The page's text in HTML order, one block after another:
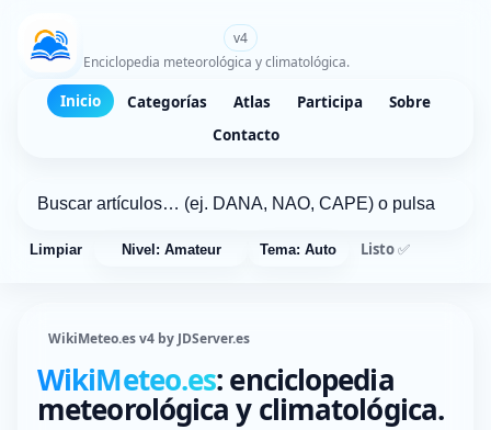
v4
Enciclopedia meteorológica y climatológica.
Inicio Categorías Atlas Participa
Sobre
Contacto
Limpiar Nivel: Amateur Tema: Auto Listo ✅
WikiMeteo.es v4 by JDServer.es
WikiMeteo.es: enciclopedia
meteorológica y climatológica.